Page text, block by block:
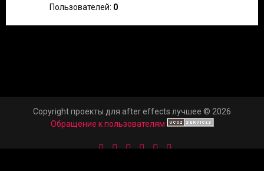
Пользователей: 0
Copyright проекты для after effects лучшее © 2026
Обращение к пользователям